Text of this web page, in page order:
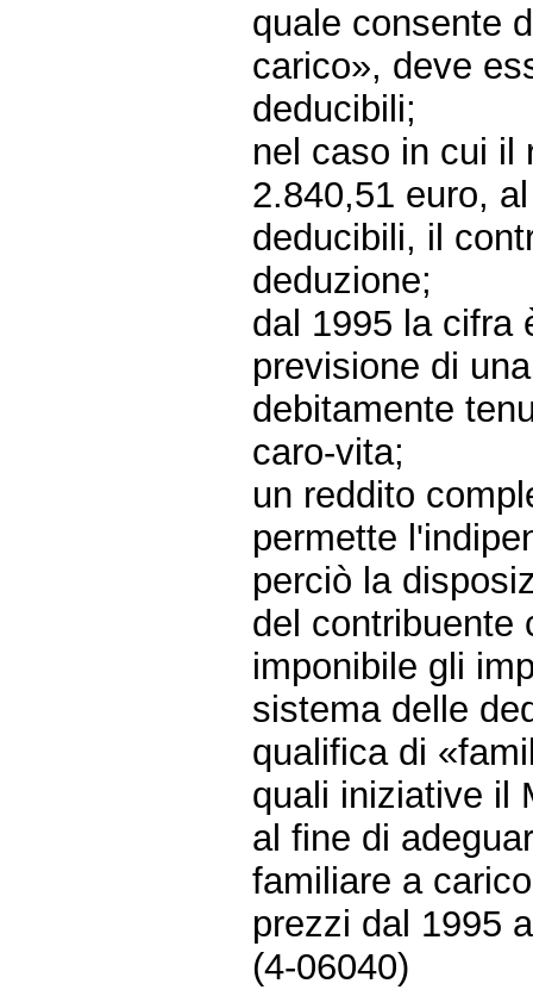
quale consente
carico», deve
deducibili;
nel caso in cui il
2.840,51 euro,
deducibili, il
deduzione;
dal 1995 la cifra
previsione di
debitamente
caro-vita;
un reddito
permette
perciò la
del contribuente
imponibile gli
sistema delle
qualifica di
quali iniziative il
al fine di
familiare a
prezzi dal 1995
(4-06040)